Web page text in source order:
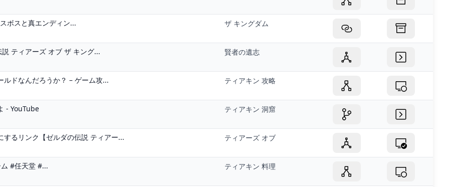
ボスと真エンディン... ザ キングダム
ティアーズ オブ ザ キング... 賢者の遺志
ドなんだろうか？ – ゲーム攻... ティアキン 攻略
- YouTube ティアキン 洞窟
るリンク【ゼルダの伝説 ティアー... ティアーズ オブ
#任天堂 #... ティアキン 料理